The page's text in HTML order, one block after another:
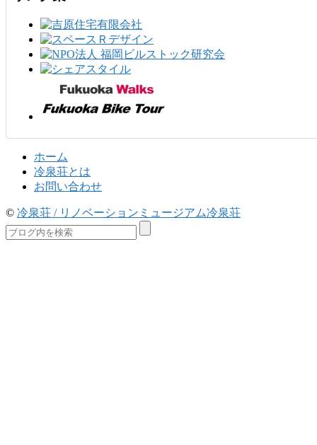
ホーム
冷泉荘とは
お問い合わせ
© 冷泉荘 / リノベーションミュージアム冷泉荘